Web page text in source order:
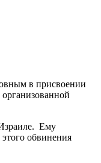
в присвоении
Ему
обвинения